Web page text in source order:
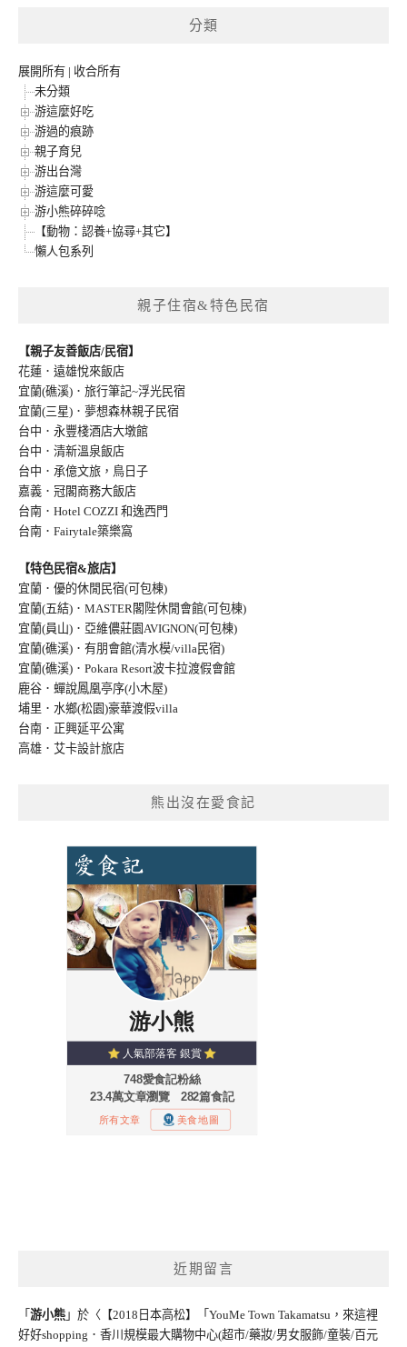
分類
展開所有 | 收合所有
未分類
游這麼好吃
游過的痕跡
親子育兒
游出台灣
游這麼可愛
游小熊碎碎唸
【動物：認養+協尋+其它】
懶人包系列
親子住宿&特色民宿
【親子友善飯店/民宿】
花蓮．遠雄悅來飯店
宜蘭(礁溪)．旅行筆記~浮光民宿
宜蘭(三星)．夢想森林親子民宿
台中．永豐棧酒店大墩館
台中．清新溫泉飯店
台中．承億文旅，鳥日子
嘉義．冠閣商務大飯店
台南．Hotel COZZI 和逸西門
台南．Fairytale築樂窩
【特色民宿&旅店】
宜蘭．優的休閒民宿(可包棟)
宜蘭(五結)．MASTER閣陛休閒會館(可包棟)
宜蘭(員山)．亞維儂莊園AVIGNON(可包棟)
宜蘭(礁溪)．有朋會館(清水模/villa民宿)
宜蘭(礁溪)．Pokara Resort波卡拉渡假會館
鹿谷．蟬說鳳凰亭序(小木屋)
埔里．水鄉(松園)豪華渡假villa
台南．正興延平公寓
高雄．艾卡設計旅店
熊出沒在愛食記
近期留言
「 游小熊 」於〈 【2018日本高松】「YouMe Town Takamatsu，來這裡
好好shopping．香川規模最大購物中心(超市/藥妝/男女服飾/童裝/百元